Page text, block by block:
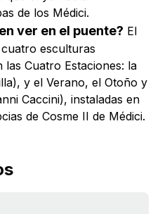
de los Médici.
ver en el puente? El
esculturas
Cuatro Estaciones: la
y el Verano, el Otoño y
Caccini), instaladas en
de Cosme II de Médici.